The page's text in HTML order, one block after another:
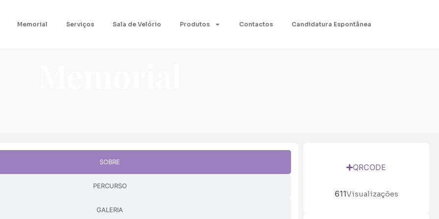
Memorial Serviços Sala de Velório Produtos Contactos Candidatura Espontânea
SOBRE
PERCURSO
GALERIA
QRCODE
611Visualizações